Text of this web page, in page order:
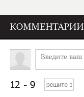
КОММЕНТАРИИ